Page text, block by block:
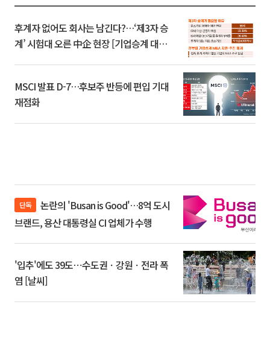
후계자 없어도 회사는 남긴다?…‘제3자 승
계’ 시험대 오른 中企 현장 [기업승계 대전
MSCI 발표 D-7…후보주 반등에 편입 기대
재점화
단독
브랜드, 용산 대통령실 CI 업체가 수행
'입추'에도 39도⋯수도권ㆍ강원ㆍ전라 폭
염 [날씨]